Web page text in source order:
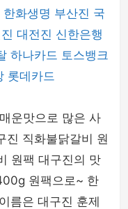
한화생명 부산진 국
대전진 신한은행
하나카드 토스뱅크
롯데카드
운맛으로 많은 사
진 직화불닭갈비 원
원팩 대구진의 맛
원팩으로~ 한
름은 대구진 훈제